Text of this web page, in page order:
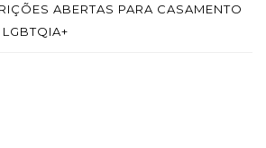
ABERTAS PARA CASAMENTO